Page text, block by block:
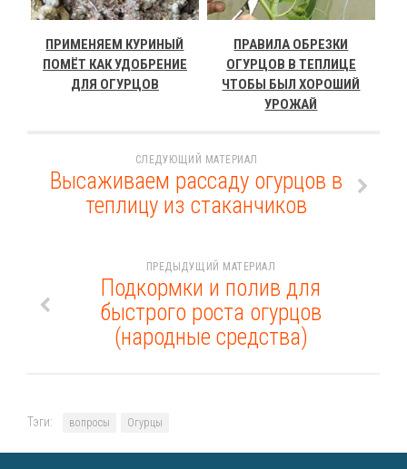
ПРИМЕНЯЕМ КУРИНЫЙ
ПОМЁТ КАК УДОБРЕНИЕ
ДЛЯ ОГУРЦОВ
ПРАВИЛА ОБРЕЗКИ
ОГУРЦОВ В ТЕПЛИЦЕ
ЧТОБЫ БЫЛ ХОРОШИЙ
УРОЖАЙ
СЛЕДУЮЩИЙ МАТЕРИАЛ
Высаживаем рассаду огурцов в
теплицу из стаканчиков
ПРЕДЫДУЩИЙ МАТЕРИАЛ
Подкормки и полив для
быстрого роста огурцов
(народные средства)
Тэги: вопросы Огурцы